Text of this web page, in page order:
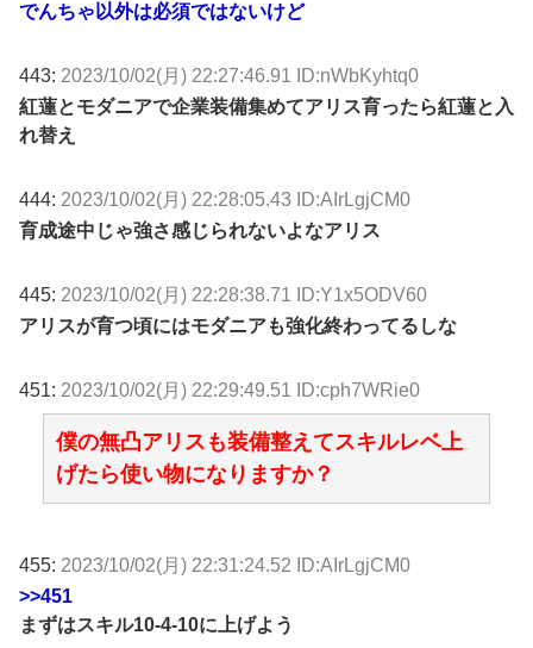
でんちゃ以外は必須ではないけど
443: 2023/10/02(月) 22:27:46.91 ID:nWbKyhtq0
紅蓮とモダニアで企業装備集めてアリス育ったら紅蓮と入
れ替え
444: 2023/10/02(月) 22:28:05.43 ID:AIrLgjCM0
育成途中じゃ強さ感じられないよなアリス
445: 2023/10/02(月) 22:28:38.71 ID:Y1x5ODV60
アリスが育つ頃にはモダニアも強化終わってるしな
451: 2023/10/02(月) 22:29:49.51 ID:cph7WRie0
僕の無凸アリスも装備整えてスキルレベ上
げたら使い物になりますか？
455: 2023/10/02(月) 22:31:24.52 ID:AIrLgjCM0
>>451
まずはスキル10-4-10に上げよう